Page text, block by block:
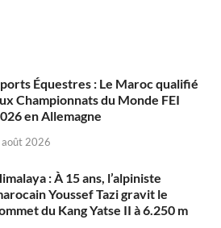
Équestres : Le Maroc qualifié
Championnats du Monde FEI
en Allemagne
2026
: À 15 ans, l’alpiniste
Youssef Tazi gravit le
du Kang Yatse II à 6.250 m